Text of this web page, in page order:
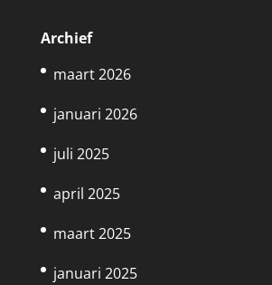
Archief
maart 2026
januari 2026
juli 2025
april 2025
maart 2025
januari 2025